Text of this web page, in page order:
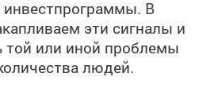
В
эти сигналы и
той или иной проблемы
людей.